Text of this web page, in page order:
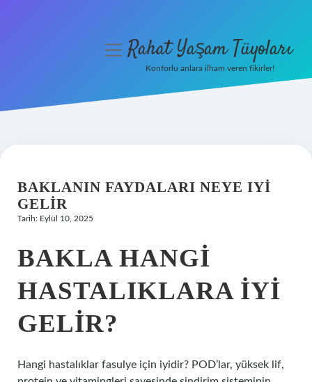
Hakkımızda
menüyüRahat Yaşam Tüyoları
Konforlu anlara ilham veren fikirler!
BAKLANIN FAYDALARI NEYE IYI
GELIR
Tarih: Eylül 10, 2025
BAKLA HANGI
HASTALIKLARA IYI
GELIR?
Hangi hastalıklar fasulye için iyidir? POD’lar, yüksek lif,